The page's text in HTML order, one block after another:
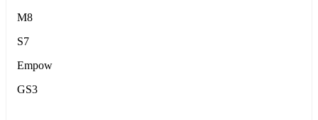
M8
S7
Empow
GS3